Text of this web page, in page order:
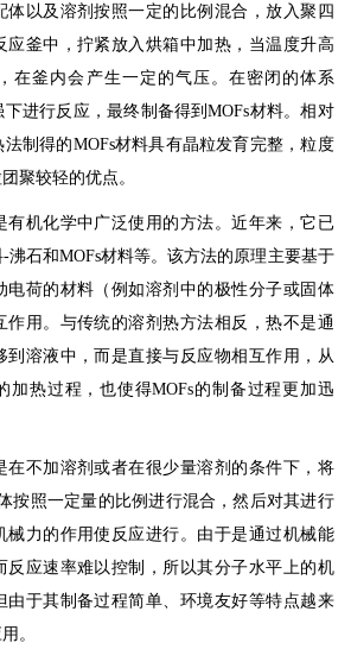
体以及溶剂按照一定的比例混合，放入聚四
应釜中，拧紧放入烘箱中加热，当温度升高
在釜内会产生一定的气压。在密闭的体系
进行反应，最终制备得到MOFs材料。相对
制得的MOFs材料具有晶粒发育完整，粒度
聚较轻的优点。
有机化学中广泛使用的方法。近年来，它已
沸石和MOFs材料等。该方法的原理主要基于
电荷的材料（例如溶剂中的极性分子或固体
作用。与传统的溶剂热方法相反，热不是通
到溶液中，而是直接与反应物相互作用，从
加热过程，也使得MOFs的制备过程更加迅
在不加溶剂或者在很少量溶剂的条件下，将
按照一定量的比例进行混合，然后对其进行
械力的作用使反应进行。由于是通过机械能
反应速率难以控制，所以其分子水平上的机
由于其制备过程简单、环境友好等特点越来
。